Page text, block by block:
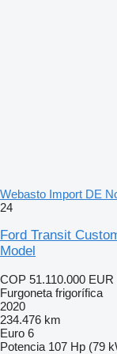
Webasto Import DE
24
Ford Transit
Model
COP 51.110.000 EUR
Furgoneta frigorífica
2020
234.476 km
Euro 6
Potencia 107 Hp (79